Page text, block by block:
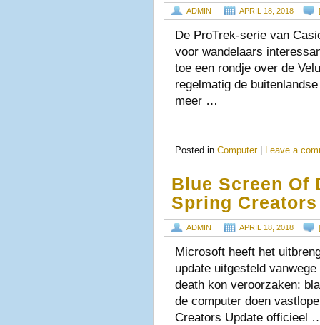
ADMIN APRIL 18, 2018
De ProTrek-serie van
voor wandelaars
toe een rondje over de
regelmatig de
meer …
Posted in Computer Leave a
Blue Screen Of
Spring
ADMIN APRIL 18, 2018
Microsoft heeft het
update uitgesteld
death kon veroorzaken:
de computer doen
Creators Update officieel